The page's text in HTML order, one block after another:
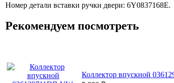
Номер детали вставки ручки двери: 6Y0837168E.
Рекомендуем посмотреть
Коллектор впускной